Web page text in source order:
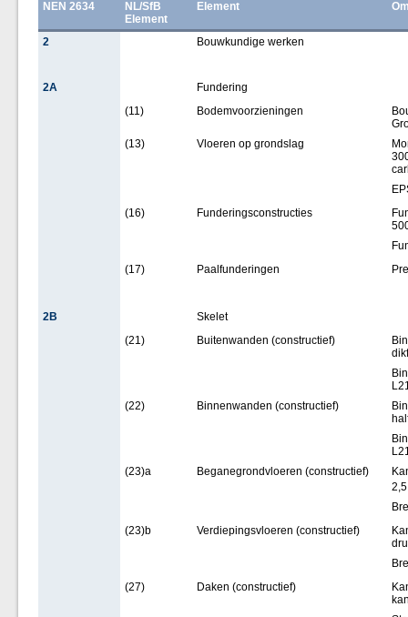
NEN 2634
NL/SfB
Element
Element
2 Bouwkundige werken
2A
Fundering
(11)
Bodemvoorzieningen
(13)
Vloeren op grondslag
(16)
Funderingsconstructies
(17)
Paalfunderingen
2B
Skelet
(21)
Buitenwanden (constructief)
(22)
Binnenwanden (constructief)
(23)a
Beganegrondvloeren (constructief)
(23)b
Verdiepingsvloeren (constructief)
(27)
Daken (constructief)